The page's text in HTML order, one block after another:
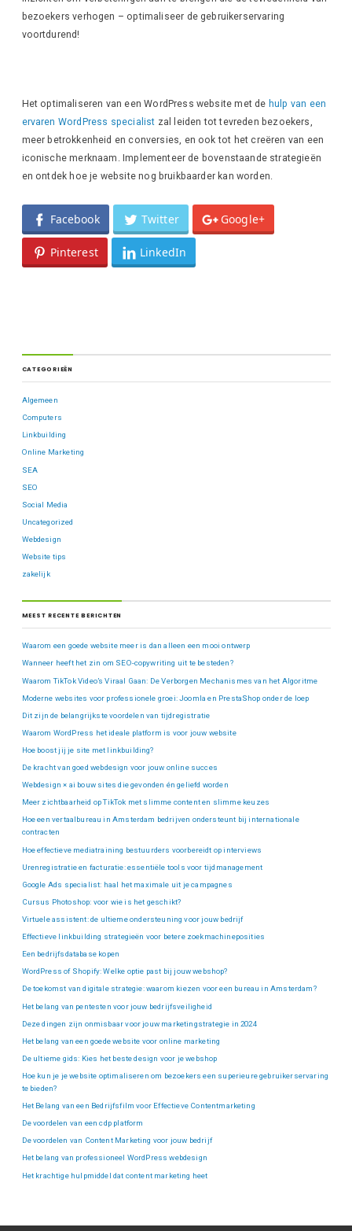
bezoekers verhogen – optimaliseer de gebruikerservaring
voortdurend!
Het optimaliseren van een WordPress website met de hulp van een
ervaren WordPress specialist zal leiden tot tevreden bezoekers,
meer betrokkenheid en conversies, en ook tot het creëren van een
iconische merknaam. Implementeer de bovenstaande strategieën
en ontdek hoe je website nog bruikbaarder kan worden.
Facebook Twitter Google+
Pinterest LinkedIn
CATEGORIEËN
Algemeen
Computers
Linkbuilding
Online Marketing
SEA
SEO
Social Media
Uncategorized
Webdesign
Website tips
zakelijk
MEEST RECENTE BERICHTEN
Waarom een goede website meer is dan alleen een mooi ontwerp
Wanneer heeft het zin om SEO-copywriting uit te besteden?
Waarom TikTok Video’s Viraal Gaan: De Verborgen Mechanismes van het Algoritme
Moderne websites voor professionele groei: Joomla en PrestaShop onder de loep
Dit zijn de belangrijkste voordelen van tijdregistratie
Waarom WordPress het ideale platform is voor jouw website
Hoe boost jij je site met linkbuilding?
De kracht van goed webdesign voor jouw online succes
Webdesign × ai bouw sites die gevonden én geliefd worden
Meer zichtbaarheid op TikTok met slimme content en slimme keuzes
Hoe een vertaalbureau in Amsterdam bedrijven ondersteunt bij internationale
contracten
Hoe effectieve mediatraining bestuurders voorbereidt op interviews
Urenregistratie en facturatie: essentiële tools voor tijdmanagement
Google Ads specialist: haal het maximale uit je campagnes
Cursus Photoshop: voor wie is het geschikt?
Virtuele assistent: de ultieme ondersteuning voor jouw bedrijf
Effectieve linkbuilding strategieën voor betere zoekmachineposities
Een bedrijfsdatabase kopen
WordPress of Shopify: Welke optie past bij jouw webshop?
De toekomst van digitale strategie: waarom kiezen voor een bureau in Amsterdam?
Het belang van pentesten voor jouw bedrijfsveiligheid
Deze dingen zijn onmisbaar voor jouw marketingstrategie in 2024
Het belang van een goede website voor online marketing
De ultieme gids: Kies het beste design voor je webshop
Hoe kun je je website optimaliseren om bezoekers een superieure gebruikerservaring
te bieden?
Het Belang van een Bedrijfsfilm voor Effectieve Contentmarketing
De voordelen van een cdp platform
De voordelen van Content Marketing voor jouw bedrijf
Het belang van professioneel WordPress webdesign
Het krachtige hulpmiddel dat content marketing heet